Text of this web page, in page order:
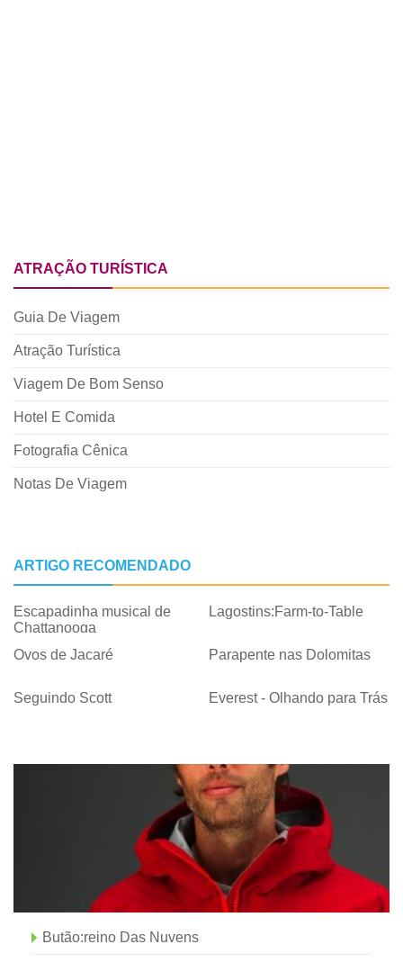
ATRAÇÃO TURÍSTICA
Guia De Viagem
Atração Turística
Viagem De Bom Senso
Hotel E Comida
Fotografia Cênica
Notas De Viagem
ARTIGO RECOMENDADO
Escapadinha musical de
Chattanooga
Lagostins:Farm-to-Table
Ovos de Jacaré Parapente nas Dolomitas
Seguindo Scott Everest - Olhando para Trás
Butão:reino Das Nuvens